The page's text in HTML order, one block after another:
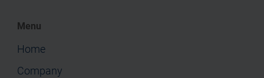
Menu
Home
Company